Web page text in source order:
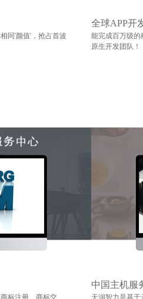
同'颜值'，抢占首波
全球APP开
能完成百万级的
原生开发团队！
标注册、商标交
中国主机服
天润智力是基于